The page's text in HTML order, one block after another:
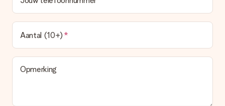
Aantal (10+)
Opmerking